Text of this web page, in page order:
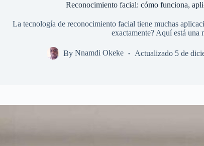
Reconocimiento facial: cómo funciona,
La tecnología de reconocimiento facial tiene muchas
exactamente? Aquí está una
By Nnamdi Okeke Actualizado 5 de